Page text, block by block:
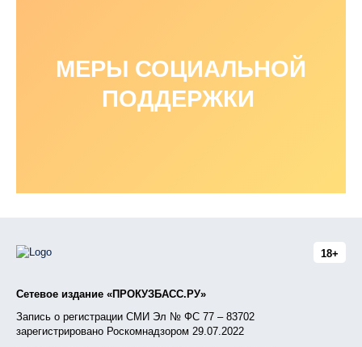
МЕРЫ СОЦИАЛЬНОЙ
ПОДДЕРЖКИ
18+
Сетевое издание «ПРОКУЗБАСС.РУ»
Запись о регистрации СМИ Эл № ФС 77 – 83702
зарегистрировано Роскомнадзором 29.07.2022